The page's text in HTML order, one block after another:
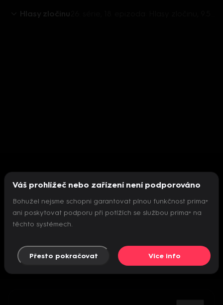
Hlasy zločinu
Nepodařilo se inicializovat přehrávač
Váš prohlížeč nebo zařízení není podporováno
Bohužel nejsme schopni garantovat plnou funkčnost prima+
ani poskytovat podporu při potížích se službou prima+ na
těchto systémech.
Přesto pokračovat Více info